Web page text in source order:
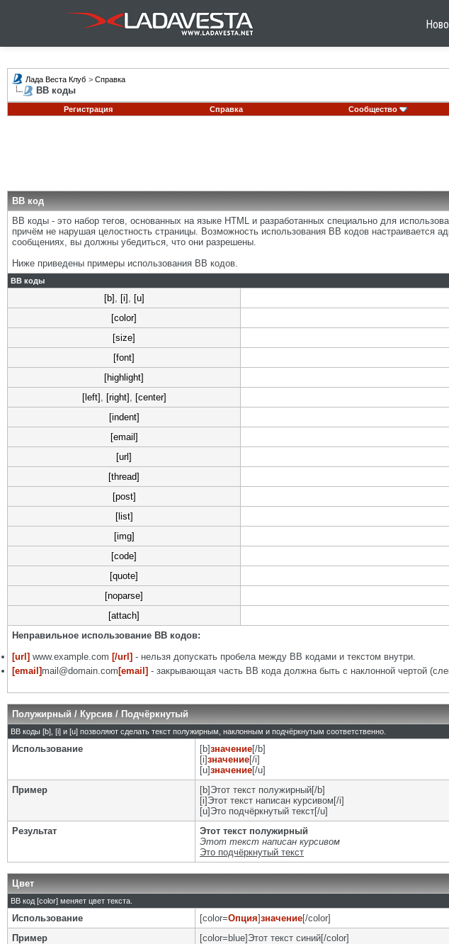
Лада Веста Клуб > Справка
BB коды
Регистрация
Справка Сообщество
BB код
BB коды - это набор тегов, основанных на языке HTML и разработанных специально для
причём не нарушая целостность страницы. Возможность использования BB кодов
сообщениях, вы должны убедиться, что они разрешены.
Ниже приведены примеры использования BB кодов.
BB коды
[b] , [i] , [u]
[color]
[size]
[font]
[highlight]
[left] , [right] , [center]
[indent]
[email]
[url]
[thread]
[post]
[list]
[img]
[code]
[quote]
[noparse]
[attach]
Неправильное использование BB кодов:
[url] www.example.com [/url] - нельзя допускать пробела между BB кодами и текстом внутри.
[email] mail@domain.com [email] - закрывающая часть BB кода должна быть с наклонной чертой
Полужирный / Курсив / Подчёркнутый
BB коды [b], [i] и [u] позволяют сделать текст полужирным, наклонным и подчёркнутым соответственно.
Использование [b]значение[/b]
[i]значение[/i]
[u]значение[/u]
Пример
[b]Этот текст полужирный[/b]
[i]Этот текст написан курсивом[/i]
[u]Это подчёркнутый текст[/u]
Результат
Этот текст полужирный
Этот текст написан курсивом
Это подчёркнутый текст
Цвет
BB код [color] меняет цвет текста.
Использование [color=Опция]значение[/color]
Пример
[color=blue]Этот текст синий[/color]